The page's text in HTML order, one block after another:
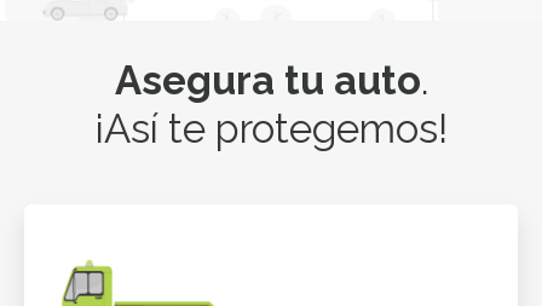
Asegura tu auto.
¡Así te protegemos!